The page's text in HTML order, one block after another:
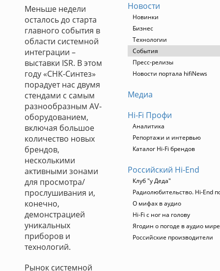
Меньше недели
осталось до старта
главного события в
области системной
интеграции –
выставки ISR. В этом
году «СНК-Синтез»
порадует нас двумя
стендами с самым
разнообразным AV-
оборудованием,
включая большое
количество новых
брендов,
несколькими
активными зонами
для просмотра/
прослушивания и,
конечно,
демонстрацией
уникальных
приборов и
технологий.
Рынок системной
Новости
Новинки
Бизнес
Технологии
События
Пресс-релизы
Новости портала hifiNews
Медиа
Hi-Fi Профи
Аналитика
Репортажи и интервью
Каталог Hi-Fi брендов
Российский Hi-End
Клуб "у Деда"
Радиолюбительство. Hi-End
О мифах в аудио
Hi-Fi с ног на голову
Ягодин о погоде в аудио мире
Российские производители